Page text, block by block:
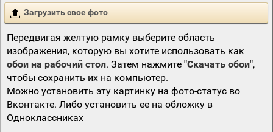
Загрузить свое фото
Передвигая желтую рамку выберите область
изображения, которую вы хотите использовать как
обои на рабочий стол. Затем нажмите "Скачать обои",
чтобы сохранить их на компьютер.
Можно установить эту картинку на фото-статус во
Вконтакте. Либо установить ее на обложку в
Одноклассниках